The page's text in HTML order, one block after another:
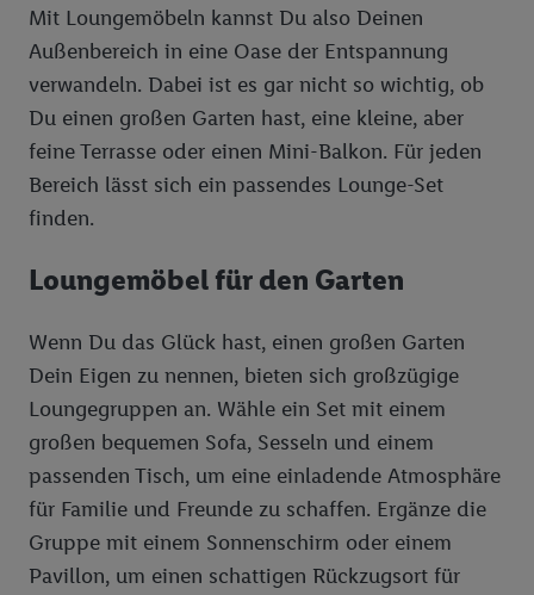
Mit Loungemöbeln kannst Du also Deinen
Außenbereich in eine Oase der Entspannung
verwandeln. Dabei ist es gar nicht so wichtig, ob
Du einen großen Garten hast, eine kleine, aber
feine Terrasse oder einen Mini-Balkon. Für jeden
Bereich lässt sich ein passendes Lounge-Set
finden.
Loungemöbel für den Garten
Wenn Du das Glück hast, einen großen Garten
Dein Eigen zu nennen, bieten sich großzügige
Loungegruppen an. Wähle ein Set mit einem
großen bequemen Sofa, Sesseln und einem
passenden Tisch, um eine einladende Atmosphäre
für Familie und Freunde zu schaffen. Ergänze die
Gruppe mit einem Sonnenschirm oder einem
Pavillon, um einen schattigen Rückzugsort für